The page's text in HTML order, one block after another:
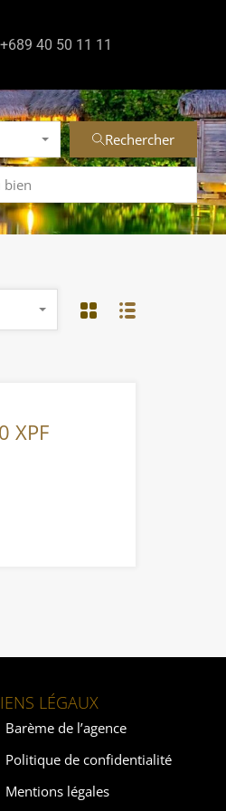
+689 40 50 11 11
Rechercher
XPF
LÉGAUX
Barème de l’agence
Politique de confidentialité
Mentions légales